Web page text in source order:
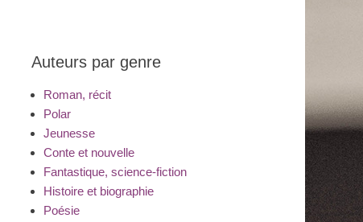
Auteurs par genre
Roman, récit
Polar
Jeunesse
Conte et nouvelle
Fantastique, science-fiction
Histoire et biographie
Poésie